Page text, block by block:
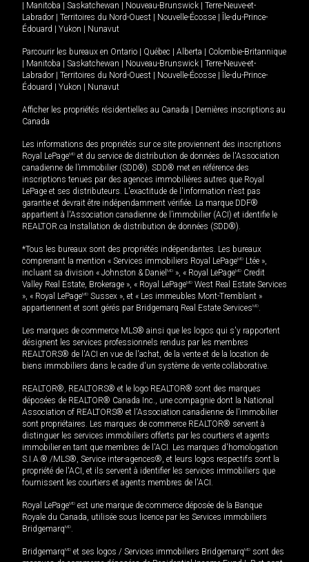
Manitoba Saskatchewan Nouveau-Brunswick
Terre-Neuve-et-
Labrador
Territoires du Nord-Ouest Nouvelle-Écosse
Île-du-Prince-
Édouard
Yukon Nunavut
Parcourir les bureaux en Ontario Québec Alberta
Colombie-Britannique
Manitoba Saskatchewan Nouveau-Brunswick
Terre-Neuve-et-
Labrador
Territoires du Nord-Ouest Nouvelle-Écosse
Île-du-Prince-
Édouard
Yukon Nunavut
Afficher les propriétés résidentielles au Canada
Dernières inscriptions au
Canada
Les informations des propriétés sur ce site proviennent des inscriptions
Royal LePageMD et du service de distribution de données de l'Association
canadienne de l’immobilier (SDD®). SDD® met en référence des
inscriptions tenues par des agences immobilières autres que Royal
LePage et ses distributeurs. L'exactitude de l'information n'est pas
garantie et devrait être indépendamment vérifiée. La marque DDF®
appartient à l'Association canadienne de l’immobilier (ACI) et identifie le
REALTOR.ca Installation de distribution de données (SDD®).
*Tous les bureaux sont des propriétés indépendantes. Les bureaux
comprenant la mention « Services immobiliers Royal LePageMD Ltée »,
incluant sa division « Johnston & Daniel MD », « Royal LePageMD Credit
Valley Real Estate, Brokerage », « Royal LePageMD West Real Estate Services
», « Royal LePageMD Sussex », et « Les immeubles Mont-Tremblant »
appartiennent et sont gérés par Bridgemarq Real Estate ServicesMD.
Les marques de commerce MLS® ainsi que les logos qui s'y rapportent
désignent les services professionnels rendus par les membres
REALTORS® de l'ACI en vue de l'achat, de la vente et de la location de
biens immobiliers dans le cadre d'un système de vente collaborative.
REALTOR®, REALTORS® et le logo REALTOR® sont des marques
déposées de REALTOR® Canada Inc., une compagnie dont la National
Association of REALTORS® et l'Association canadienne de l’immobilier
sont propriétaires. Les marques de commerce REALTOR® servent à
distinguer les services immobiliers offerts par les courtiers et agents
immobilier en tant que membres de l'ACI. Les marques d'homologation
S.I.A.® /MLS®, Service inter-agences®, et leurs logos respectifs sont la
propriété de l'ACI, et ils servent à identifier les services immobiliers que
fournissent les courtiers et agents membres de l'ACI.
Royal LePageMD est une marque de commerce déposée de la Banque
Royale du Canada, utilisée sous licence par les Services immobiliers
BridgemarqMD.
BridgemarqMD et ses logos / Services immobiliers BridgemarqMD sont des